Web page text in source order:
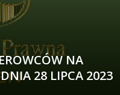
NA
28 LIPCA 2023